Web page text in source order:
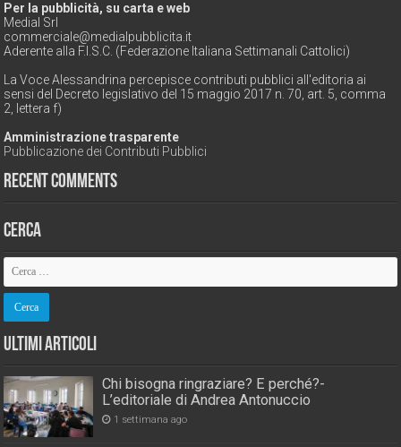
Per la pubblicità, su carta e web
Medial Srl
commerciale@medialpubblicita.it
Aderente alla F.I.S.C. (Federazione Italiana Settimanali Cattolici)
La Voce Alessandrina percepisce contributi pubblici all'editoria ai
sensi del Decreto legislativo del 15 maggio 2017 n. 70, art. 5, comma
2, lettera f)
Amministrazione trasparente
Pubblicazione dei Contributi Pubblici
Recent Comments
Cerca
Ultimi Articoli
Chi bisogna ringraziare? E perché?-
L’editoriale di Andrea Antonuccio
1 settimana ago